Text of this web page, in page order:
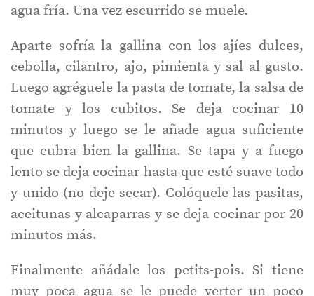
agua fría. Una vez escurrido se muele.
Aparte sofría la gallina con los ajíes dulces,
cebolla, cilantro, ajo, pimienta y sal al gusto.
Luego agréguele la pasta de tomate, la salsa de
tomate y los cubitos. Se deja cocinar 10
minutos y luego se le añade agua suficiente
que cubra bien la gallina. Se tapa y a fuego
lento se deja cocinar hasta que esté suave todo
y unido (no deje secar). Colóquele las pasitas,
aceitunas y alcaparras y se deja cocinar por 20
minutos más.
Finalmente añádale los petits-pois. Si tiene
muy poca agua se le puede verter un poco